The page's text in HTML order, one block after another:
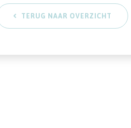
TERUG NAAR OVERZICHT